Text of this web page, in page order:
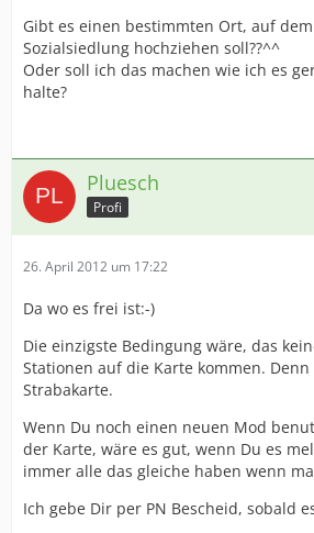
Gibt es einen bestimmten Ort, auf
Sozialsiedlung hochziehen soll??^^
Oder soll ich das machen wie ich es
halte?
Pluesch
Profi
26. April 2012 um 17:22
Da wo es frei ist:-)
Die einzigste Bedingung wäre, das
Stationen auf die Karte kommen. Denn
Strabakarte.
Wenn Du noch einen neuen Mod
der Karte, wäre es gut, wenn Du es
immer alle das gleiche haben wenn
Ich gebe Dir per PN Bescheid, sobald